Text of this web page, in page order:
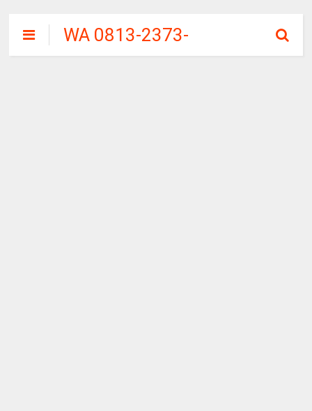
WA 0813-2373-
9973 | WALINI